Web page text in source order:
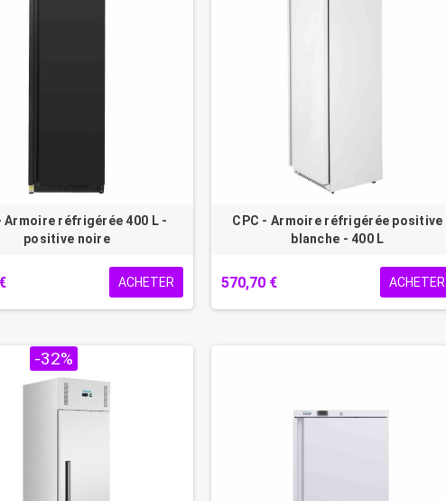
Armoire réfrigérée 400 L -
positive noire
ACHETER
CPC - Armoire réfrigérée positive
blanche - 400 L
570,70 € ACHETER
-32%